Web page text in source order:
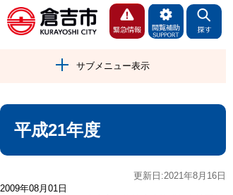
サブメニュー表示
平成21年度
更新日:2021年8月16日
2009年08月01日